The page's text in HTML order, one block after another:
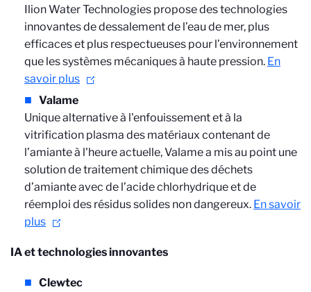
Ilion Water Technologies propose des technologies
innovantes de dessalement de l’eau de mer, plus
efficaces et plus respectueuses pour l’environnement
que les systèmes mécaniques à haute pression. En
savoir plus
Valame
Unique alternative à l'enfouissement et à la
vitrification plasma des matériaux contenant de
l’amiante à l'heure actuelle, Valame a mis au point une
solution de traitement chimique des déchets
d’amiante avec de l’acide chlorhydrique et de
réemploi des résidus solides non dangereux. En savoir
plus
IA et technologies innovantes
Clewtec